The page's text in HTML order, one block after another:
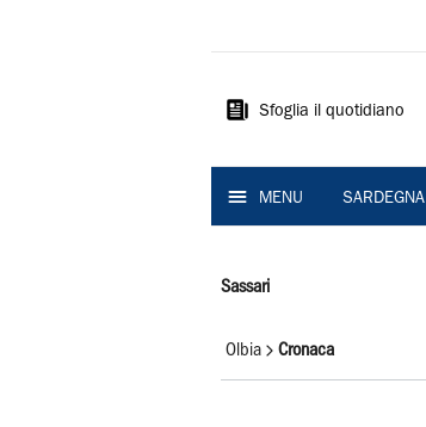
Sardegna
Sfoglia il quotidiano
MENU SARDEGNA
Sassari
Olbia Cronaca